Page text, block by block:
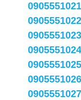
0905551021
0905551022
0905551023
0905551024
0905551025
0905551026
0905551027